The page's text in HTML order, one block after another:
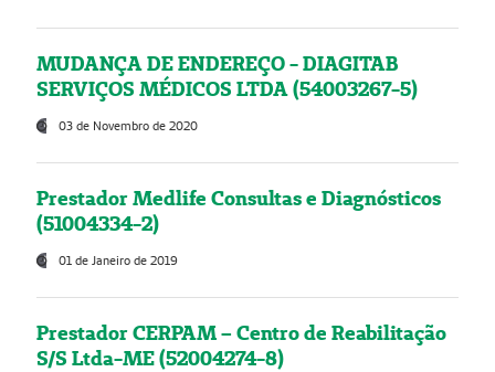
MUDANÇA DE ENDEREÇO - DIAGITAB
SERVIÇOS MÉDICOS LTDA (54003267-5)
03 de Novembro de 2020
Prestador Medlife Consultas e Diagnósticos
(51004334-2)
01 de Janeiro de 2019
Prestador CERPAM – Centro de Reabilitação
S/S Ltda-ME (52004274-8)